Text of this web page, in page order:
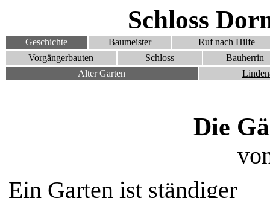
Schloss
Geschichte Baumeister
Ruf nach Hilfe
Vorgängerbauten
Schloss
Bauherrin
Alter Garten
Die
Ein Garten ist ständiger